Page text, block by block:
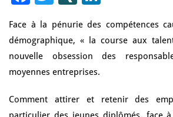
Face à la pénurie des compétences
démographique, « la course aux
nouvelle obsession des
moyennes entreprises.
Comment attirer et retenir des